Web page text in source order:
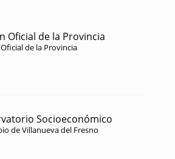
Oficial de la Provincia
de la Provincia
Socioeconómico
de Villanueva del Fresno